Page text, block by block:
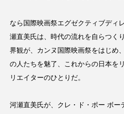
クルエルティフリー クレ
コグニティブヘルス
コネクテッド・ビューティ
なら国際映画祭エグゼクティブディ
瀬直美氏は、時代の流れを自らつく
界観が、カンヌ国際映画祭をはじめ
の人たちを魅了、これからの日本を
リエイターのひとりだ。
河瀬直美氏が、クレ・ド・ポー ボー